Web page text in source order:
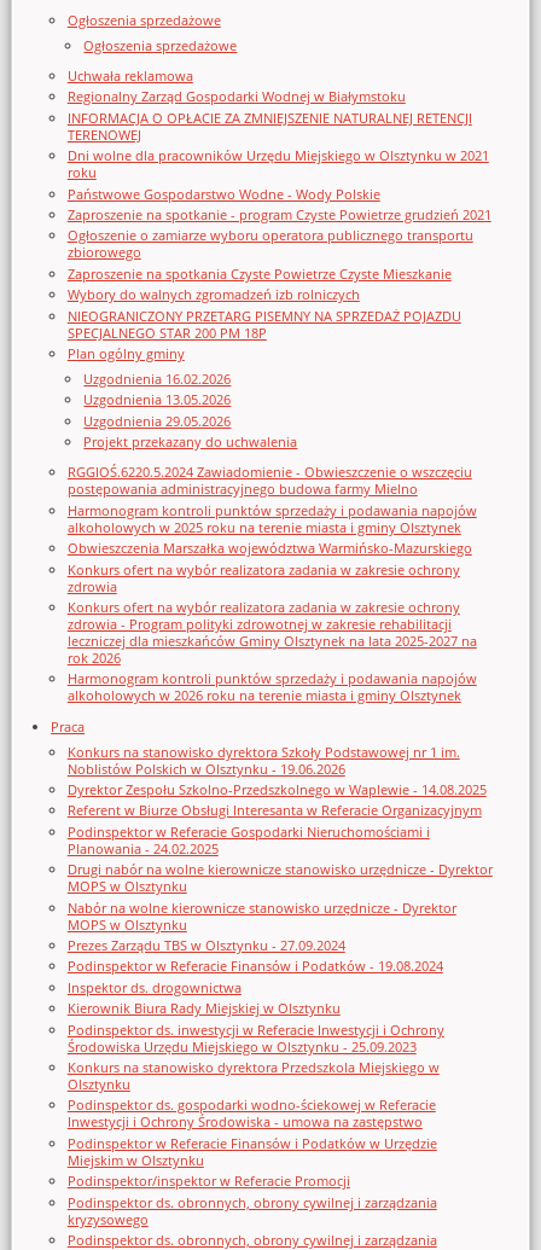
Ogłoszenia sprzedażowe
Ogłoszenia sprzedażowe
Uchwała reklamowa
Regionalny Zarząd Gospodarki Wodnej w Białymstoku
INFORMACJA O OPŁACIE ZA ZMNIEJSZENIE NATURALNEJ RETENCJI
TERENOWEJ
Dni wolne dla pracowników Urzędu Miejskiego w Olsztynku w 2021
roku
Państwowe Gospodarstwo Wodne - Wody Polskie
Zaproszenie na spotkanie - program Czyste Powietrze grudzień 2021
Ogłoszenie o zamiarze wyboru operatora publicznego transportu
zbiorowego
Zaproszenie na spotkania Czyste Powietrze Czyste Mieszkanie
Wybory do walnych zgromadzeń izb rolniczych
NIEOGRANICZONY PRZETARG PISEMNY NA SPRZEDAŻ POJAZDU
SPECJALNEGO STAR 200 PM 18P
Plan ogólny gminy
Uzgodnienia 16.02.2026
Uzgodnienia 13.05.2026
Uzgodnienia 29.05.2026
Projekt przekazany do uchwalenia
RGGIOŚ.6220.5.2024 Zawiadomienie - Obwieszczenie o wszczęciu
postępowania administracyjnego budowa farmy Mielno
Harmonogram kontroli punktów sprzedaży i podawania napojów
alkoholowych w 2025 roku na terenie miasta i gminy Olsztynek
Obwieszczenia Marszałka województwa Warmińsko-Mazurskiego
Konkurs ofert na wybór realizatora zadania w zakresie ochrony
zdrowia
Konkurs ofert na wybór realizatora zadania w zakresie ochrony
zdrowia - Program polityki zdrowotnej w zakresie rehabilitacji
leczniczej dla mieszkańców Gminy Olsztynek na lata 2025-2027 na
rok 2026
Harmonogram kontroli punktów sprzedaży i podawania napojów
alkoholowych w 2026 roku na terenie miasta i gminy Olsztynek
Praca
Konkurs na stanowisko dyrektora Szkoły Podstawowej nr 1 im.
Noblistów Polskich w Olsztynku - 19.06.2026
Dyrektor Zespołu Szkolno-Przedszkolnego w Waplewie - 14.08.2025
Referent w Biurze Obsługi Interesanta w Referacie Organizacyjnym
Podinspektor w Referacie Gospodarki Nieruchomościami i
Planowania - 24.02.2025
Drugi nabór na wolne kierownicze stanowisko urzędnicze - Dyrektor
MOPS w Olsztynku
Nabór na wolne kierownicze stanowisko urzędnicze - Dyrektor
MOPS w Olsztynku
Prezes Zarządu TBS w Olsztynku - 27.09.2024
Podinspektor w Referacie Finansów i Podatków - 19.08.2024
Inspektor ds. drogownictwa
Kierownik Biura Rady Miejskiej w Olsztynku
Podinspektor ds. inwestycji w Referacie Inwestycji i Ochrony
Środowiska Urzędu Miejskiego w Olsztynku - 25.09.2023
Konkurs na stanowisko dyrektora Przedszkola Miejskiego w
Olsztynku
Podinspektor ds. gospodarki wodno-ściekowej w Referacie
Inwestycji i Ochrony Środowiska - umowa na zastępstwo
Podinspektor w Referacie Finansów i Podatków w Urzędzie
Miejskim w Olsztynku
Podinspektor/inspektor w Referacie Promocji
Podinspektor ds. obronnych, obrony cywilnej i zarządzania
kryzysowego
Podinspektor ds. obronnych, obrony cywilnej i zarządzania